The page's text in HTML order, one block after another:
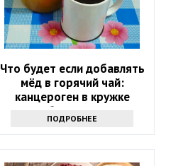
Что будет если добавлять
мёд в горячий чай:
канцероген в кружке
обеспечен?
ПОДРОБНЕЕ